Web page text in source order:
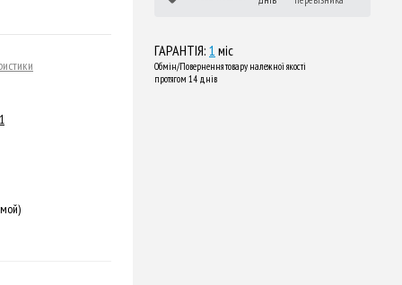
ГАРАНТІЯ: 1 міс
Обмін/Повернення товару належної якості
протягом 14 днів